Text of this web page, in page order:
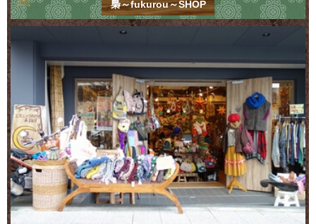
梟～fukurou～SHOP